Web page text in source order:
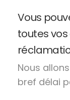
Vous
toutes
Nous
bref délai